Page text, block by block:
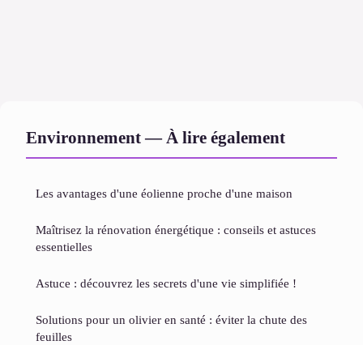
Environnement — À lire également
Les avantages d'une éolienne proche d'une maison
Maîtrisez la rénovation énergétique : conseils et astuces
essentielles
Astuce : découvrez les secrets d'une vie simplifiée !
Solutions pour un olivier en santé : éviter la chute des
feuilles